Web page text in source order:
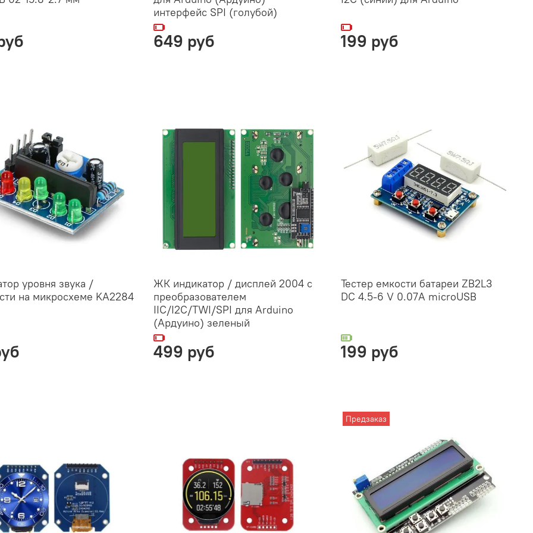
интерфейс SPI (голубой)
649 руб 199 руб
уровня звука /
на микросхеме KA2284
ЖК индикатор / дисплей 2004 с
преобразователем
IIC/I2C/TWI/SPI для Arduino
(Ардуино) зеленый
499 руб
Тестер емкости батареи ZB2L3
DC 4.5-6 V 0.07А microUSB
199 руб
Предзаказ